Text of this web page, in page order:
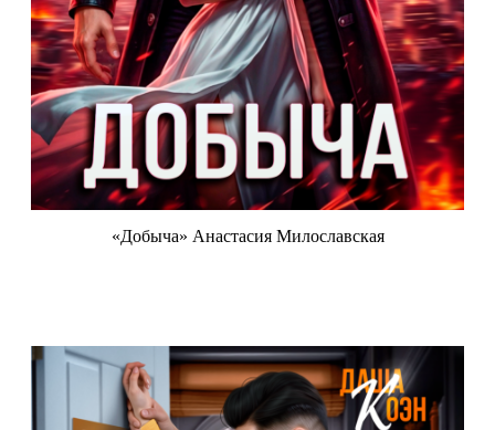
«Добыча» Анастасия Милославская